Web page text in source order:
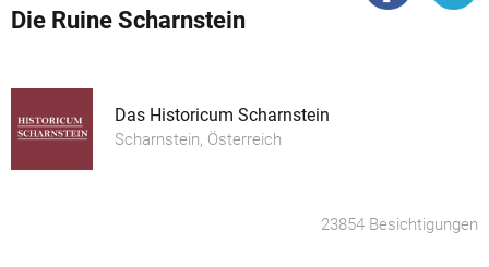
Die Ruine Scharnstein
Das Historicum Scharnstein
Scharnstein, Österreich
23854 Besichtigungen